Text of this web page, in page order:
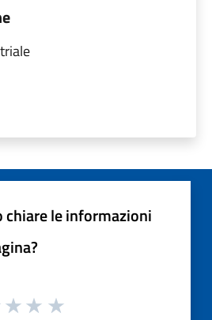
chiare le informazioni